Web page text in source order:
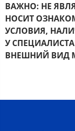
ВАЖНО: НЕ
НОСИТ
УСЛОВИЯ,
У СПЕЦИАЛИСТА
ВНЕШНИЙ ВИД